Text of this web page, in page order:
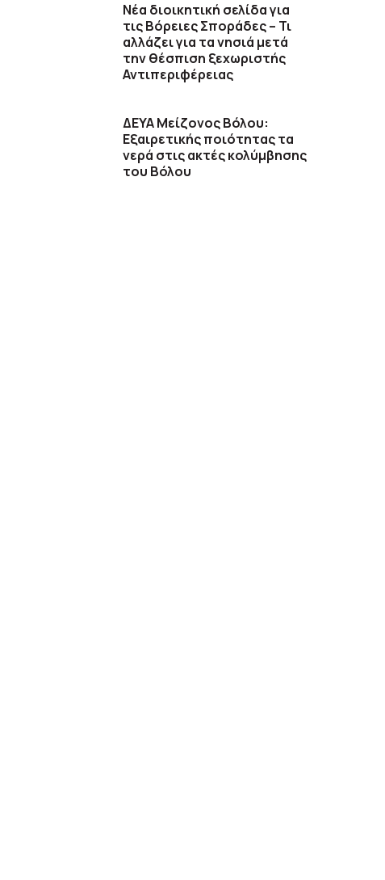
Νέα διοικητική σελίδα για
τις Βόρειες Σποράδες – Τι
αλλάζει για τα νησιά μετά
την θέσπιση ξεχωριστής
Αντιπεριφέρειας
ΔΕΥΑ Μείζονος Βόλου:
Εξαιρετικής ποιότητας τα
νερά στις ακτές κολύμβησης
του Βόλου